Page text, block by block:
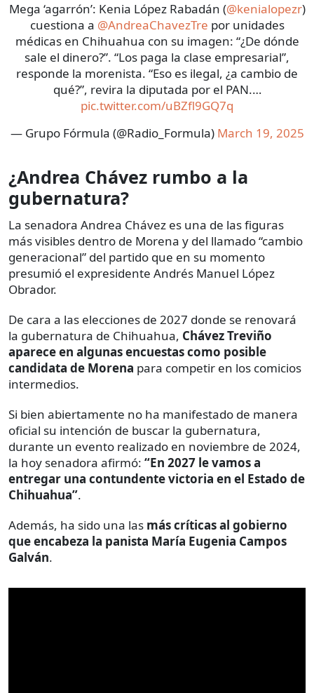
Mega ‘agarrón’: Kenia López Rabadán (@kenialopezr)
cuestiona a @AndreaChavezTre por unidades
médicas en Chihuahua con su imagen: “¿De dónde
sale el dinero?”. “Los paga la clase empresarial”,
responde la morenista. “Eso es ilegal, ¿a cambio de
qué?”, revira la diputada por el PAN.…
pic.twitter.com/uBZfl9GQ7q
— Grupo Fórmula (@Radio_Formula) March 19, 2025
¿Andrea Chávez rumbo a la
gubernatura?
La senadora Andrea Chávez es una de las figuras
más visibles dentro de Morena y del llamado “cambio
generacional” del partido que en su momento
presumió el expresidente Andrés Manuel López
Obrador.
De cara a las elecciones de 2027 donde se renovará
la gubernatura de Chihuahua, Chávez Treviño
aparece en algunas encuestas como posible
candidata de Morena para competir en los comicios
intermedios.
Si bien abiertamente no ha manifestado de manera
oficial su intención de buscar la gubernatura,
durante un evento realizado en noviembre de 2024,
la hoy senadora afirmó: “En 2027 le vamos a
entregar una contundente victoria en el Estado de
Chihuahua”.
Además, ha sido una las más críticas al gobierno
que encabeza la panista María Eugenia Campos
Galván.